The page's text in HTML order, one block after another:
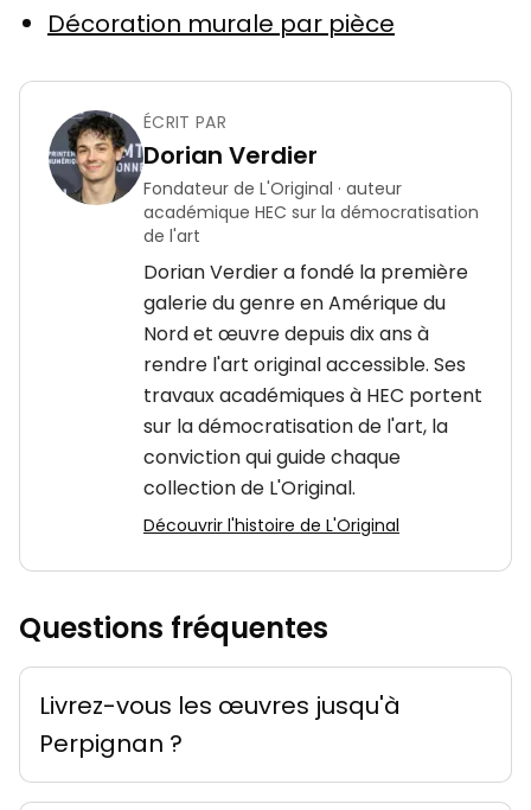
Décoration murale par pièce
ÉCRIT PAR
Dorian Verdier
Fondateur de L'Original · auteur
académique HEC sur la démocratisation
de l'art
Dorian Verdier a fondé la première
galerie du genre en Amérique du
Nord et œuvre depuis dix ans à
rendre l'art original accessible. Ses
travaux académiques à HEC portent
sur la démocratisation de l'art, la
conviction qui guide chaque
collection de L'Original.
Découvrir l'histoire de L'Original
Questions fréquentes
Livrez-vous les œuvres jusqu'à
Perpignan ?